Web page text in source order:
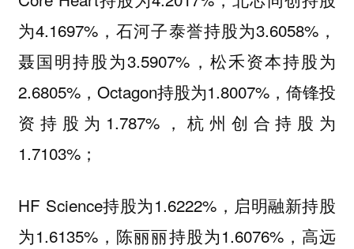
为4.1697%，石河子泰誉持股为3.6058%，
聂国明持股为3.5907%，松禾资本持股为
2.6805%，Octagon持股为1.8007%，倚锋投
资持股为1.787%，杭州创合持股为
1.7103%；
HF Science持股为1.6222%，启明融新持股
为1.6135%，陈丽丽持股为1.6076%，高远